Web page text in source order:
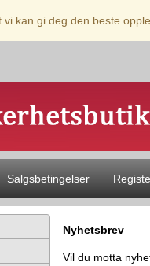
kan gi deg den beste
Salgsbetingelser
Nyhetsbrev
Vil du motta